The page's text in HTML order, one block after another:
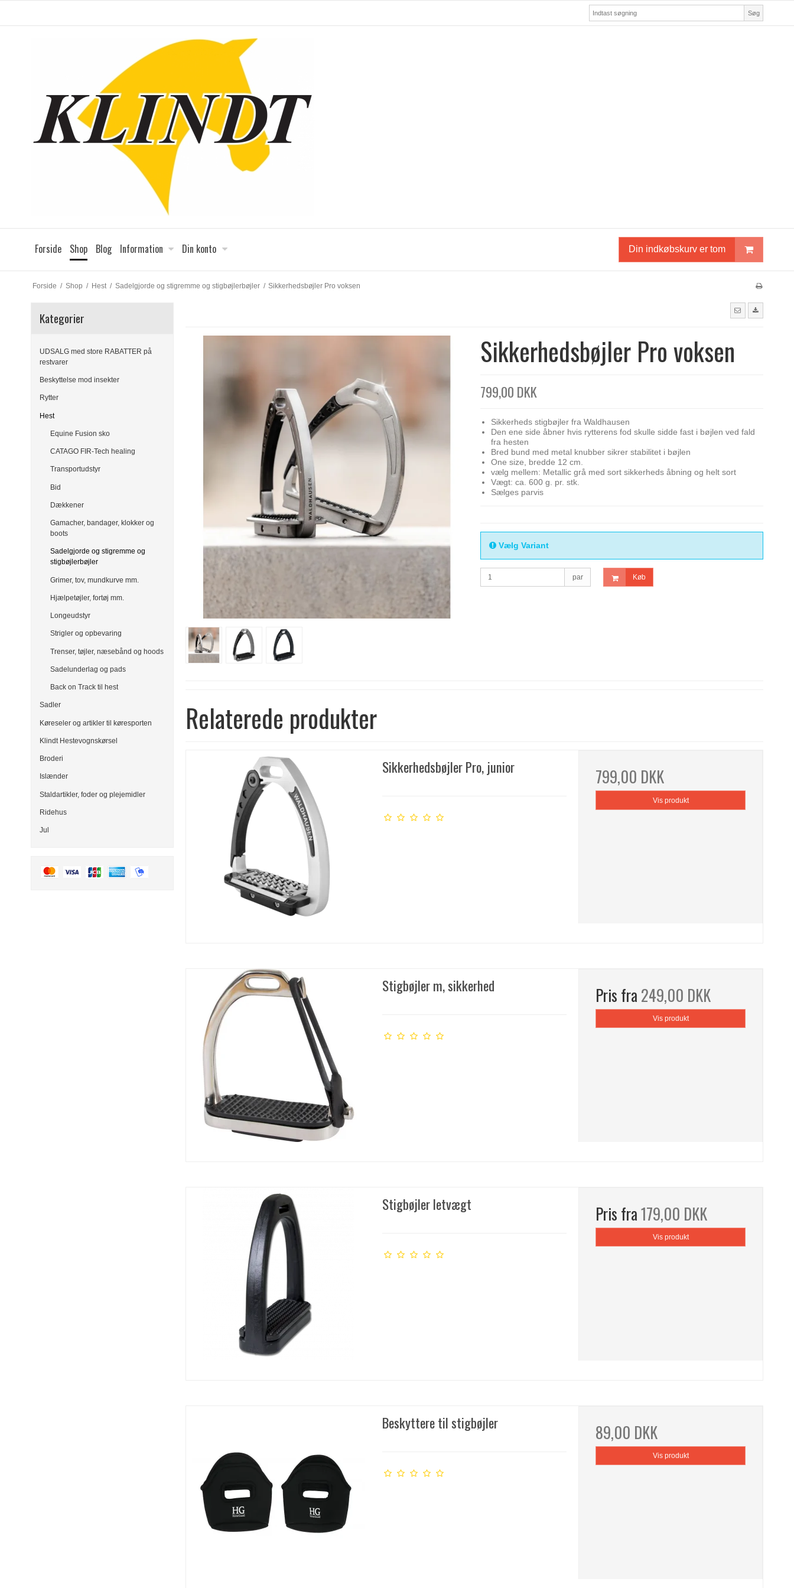
Søg
Forside Shop Blog Information Din konto Din indkøbskurv er tom
Forside / Shop / Hest / Sadelgjorde og stigremme og stigbøjlerbøjler / Sikkerhedsbøjler Pro voksen
Kategorier
UDSALG med store RABATTER på
restvarer
Beskyttelse mod insekter
Rytter
Hest
Equine Fusion sko
CATAGO FIR-Tech healing
Transportudstyr
Bid
Dækkener
Gamacher, bandager, klokker og
boots
Sadelgjorde og stigremme og
stigbøjlerbøjler
Grimer, tov, mundkurve mm.
Hjælpetøjler, fortøj mm.
Longeudstyr
Strigler og opbevaring
Trenser, tøjler, næsebånd og hoods
Sadelunderlag og pads
Back on Track til hest
Sadler
Køreseler og artikler til køresporten
Klindt Hestevognskørsel
Broderi
Islænder
Staldartikler, foder og plejemidler
Ridehus
Jul
Sikkerhedsbøjler Pro voksen
799,00 DKK
Sikkerheds stigbøjler fra Waldhausen
Den ene side åbner hvis rytterens fod skulle sidde fast i bøjlen ved fald
fra hesten
Bred bund med metal knubber sikrer stabilitet i bøjlen
One size, bredde 12 cm.
vælg mellem: Metallic grå med sort sikkerheds åbning og helt sort
Vægt: ca. 600 g. pr. stk.
Sælges parvis
Vælg Variant
par Køb
Relaterede produkter
Sikkerhedsbøjler Pro, junior 799,00 DKK
Vis produkt
Stigbøjler m, sikkerhed Pris fra 249,00 DKK
Vis produkt
Stigbøjler letvægt Pris fra179,00 DKK
Vis produkt
Beskyttere til stigbøjler 89,00 DKK
Vis produkt